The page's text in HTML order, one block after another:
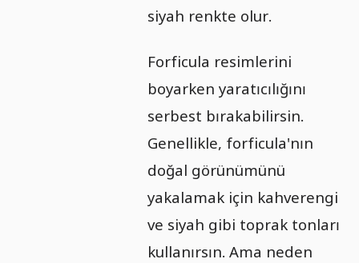
siyah renkte olur.
Forficula resimlerini
boyarken yaratıcılığını
serbest bırakabilirsin.
Genellikle, forficula'nın
doğal görünümünü
yakalamak için kahverengi
ve siyah gibi toprak tonları
kullanırsın. Ama neden